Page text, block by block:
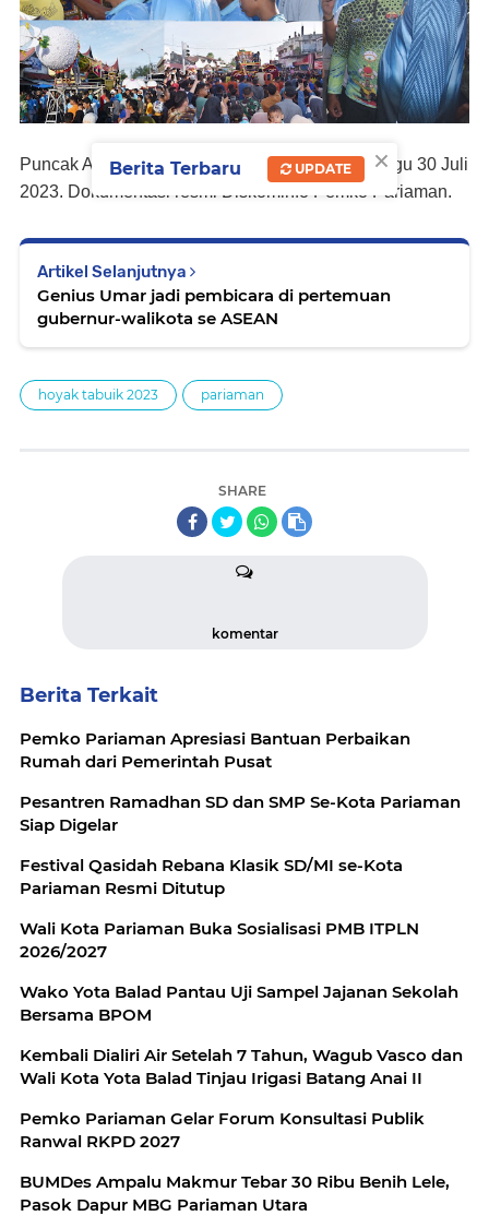
Puncak Acara Hoyak Tabuik Piaman 2023, Minggu 30 Juli
2023. Dokumentasi resmi Diskominfo Pemko Pariaman.
Artikel Selanjutnya
Genius Umar jadi pembicara di pertemuan
gubernur-walikota se ASEAN
hoyak tabuik 2023 pariaman
SHARE
komentar
Berita Terkait
Pemko Pariaman Apresiasi Bantuan Perbaikan
Rumah dari Pemerintah Pusat
Pesantren Ramadhan SD dan SMP Se-Kota Pariaman
Siap Digelar
Festival Qasidah Rebana Klasik SD/MI se-Kota
Pariaman Resmi Ditutup
Wali Kota Pariaman Buka Sosialisasi PMB ITPLN
2026/2027
Wako Yota Balad Pantau Uji Sampel Jajanan Sekolah
Bersama BPOM
Kembali Dialiri Air Setelah 7 Tahun, Wagub Vasco dan
Wali Kota Yota Balad Tinjau Irigasi Batang Anai II
Pemko Pariaman Gelar Forum Konsultasi Publik
Ranwal RKPD 2027
BUMDes Ampalu Makmur Tebar 30 Ribu Benih Lele,
Pasok Dapur MBG Pariaman Utara
×
Berita Terbaru UPDATE